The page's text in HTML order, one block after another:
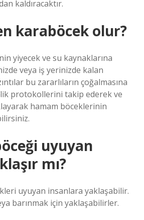
kaldıracaktır.
karaböcek olur?
yiyecek ve su kaynaklarına
veya iş yerinizde kalan
bu zararlıların çoğalmasına
protokollerini takip ederek ve
hamam böceklerinin
uyuyan
mı?
uyuyan insanlara yaklaşabilir.
barınmak için yaklaşabilirler.